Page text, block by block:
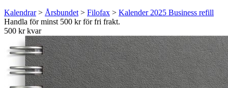
Kalendrar> Årsbundet > Filofax > Kalender 2025 Business refill
Handla för minst 500 kr för fri frakt.
500 kr kvar